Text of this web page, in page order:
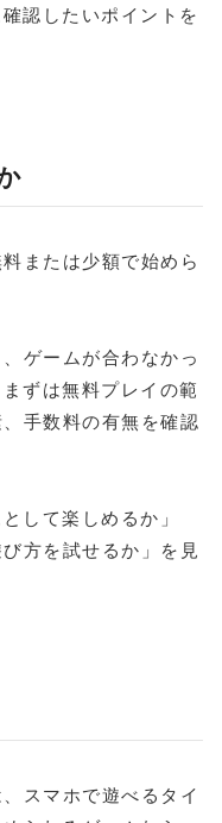
認したいポイントを
または少額で始めら
ゲームが合わなかっ
ずは無料プレイの範
手数料の有無を確認
して楽しめるか」
方を試せるか」を見
スマホで遊べるタイ